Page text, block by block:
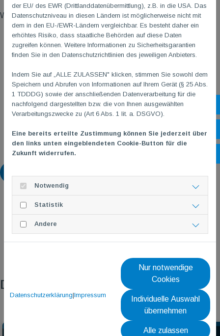
Wir freuen uns, auf eure Buchung!
Das könnte dich auch interessieren
der EU/ des EWR (Drittlanddatenübermittlung), z.B. in die USA. Das
Datenschutzniveau in diesen Ländern ist möglicherweise nicht mit
dem in den EU-/EWR-Ländern vergleichbar. Es besteht daher ein
erhöhtes Risiko, dass staatliche Behörden auf diese Daten
zugreifen können. Weitere Informationen zu Sicherheitsgarantien
finden Sie in den Datenschutzrichtlinien des jeweiligen Anbieters.
Indem Sie auf „ALLE ZULASSEN" klicken, stimmen Sie sowohl dem
Speichern und Abrufen von Informationen auf Ihrem Gerät (§ 25 Abs.
1 TDDDG) sowie der anschließenden Datenverarbeitung für die
nachfolgend dargestellten bzw. die von Ihnen ausgewählten
Verarbeitungszwecke zu (Art 6 Abs. 1 lit. a. DSGVO).
Eine bereits erteilte Zustimmung können Sie jederzeit über
den links unten eingeblendeten Cookie-Button für die
Zukunft widerrufen.
Notwendig
Statistik
Andere
Datenschutzerklärung|Impressum
Nur notwendige
Cookies
Individuelle Auswahl
übernehmen
Alle zulassen